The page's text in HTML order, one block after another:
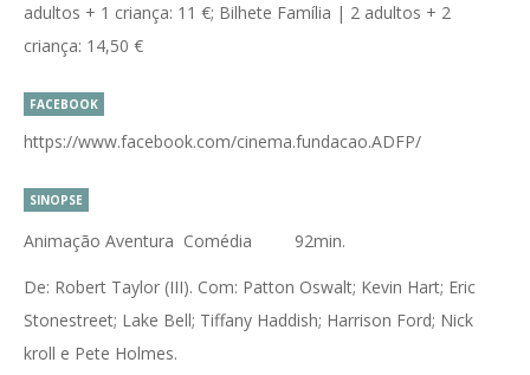
adultos + 1 criança: 11 €; Bilhete Família | 2 adultos + 2
criança: 14,50 €
FACEBOOK
https://www.facebook.com/cinema.fundacao.ADFP/
SINOPSE
Animação Aventura Comédia 92min.
De: Robert Taylor (III). Com: Patton Oswalt; Kevin Hart; Eric
Stonestreet; Lake Bell; Tiffany Haddish; Harrison Ford; Nick
kroll e Pete Holmes.